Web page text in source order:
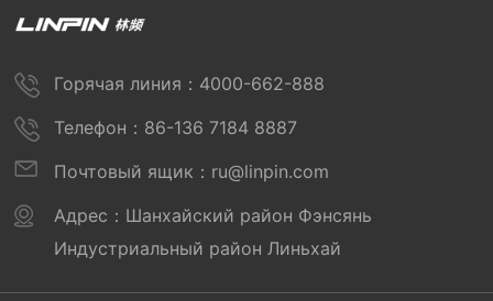
Горячая линия：4000-662-888
Телефон：86-136 7184 8887
Почтовый ящик：ru@linpin.com
Адрес：Шанхайский район Фэнсянь
Индустриальный район Линьхай